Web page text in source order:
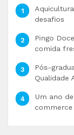
desafios
Pingo
comida
Pós-
Qualidade
Um ano
commerce